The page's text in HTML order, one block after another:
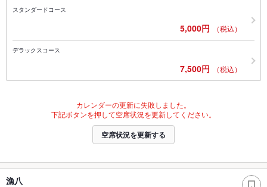
スタンダードコース
5,000円 （税込）
デラックスコース
7,500円 （税込）
カレンダーの更新に失敗しました。
下記ボタンを押して空席状況を更新してください。
空席状況を更新する
漁八